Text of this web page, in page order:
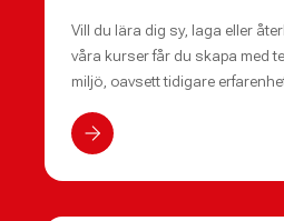
Vill du lära dig sy, laga eller
våra kurser får du skapa med
miljö, oavsett tidigare